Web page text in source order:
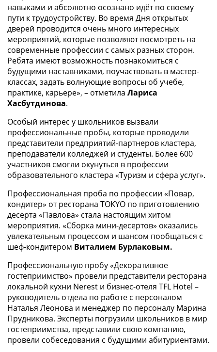
навыками и абсолютно осознано идёт по своему
пути к трудоустройству. Во время Дня открытых
дверей проводится очень много интересных
мероприятий, которые позволяют посмотреть на
современные профессии с самых разных сторон.
Ребята имеют возможность познакомиться с
будущими наставниками, поучаствовать в мастер-
классах, задать волнующие вопросы об учебе,
практике, карьере», – отметила Лариса
Хасбутдинова.
Особый интерес у школьников вызвали
профессиональные пробы, которые проводили
представители предприятий-партнеров кластера,
преподаватели колледжей и студенты. Более 600
участников смогли окунуться в профессии
образовательного кластера «Туризм и сфера услуг».
Профессиональная проба по профессии «Повар,
кондитер» от ресторана TOKYO по приготовлению
десерта «Павлова» стала настоящим хитом
мероприятия. «Сборка мини-десертов» оказались
увлекательным процессом и шансом пообщаться с
шеф-кондитером Виталием Бурлаковым.
Профессиональную пробу «Декоративное
гостеприимство» провели представители ресторана
локальной кухни Nerest и бизнес-отеля TFL Hotel –
руководитель отдела по работе с персоналом
Наталья Леонова и менеджер по персоналу Марина
Прудникова. Эксперты погрузили школьников в мир
гостеприимства, представили свою компанию,
провели собеседования с будущими абитуриентами.